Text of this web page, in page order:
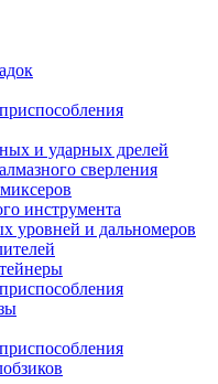
и ударных дрелей
сверления
инструмента
уровней и дальномеров